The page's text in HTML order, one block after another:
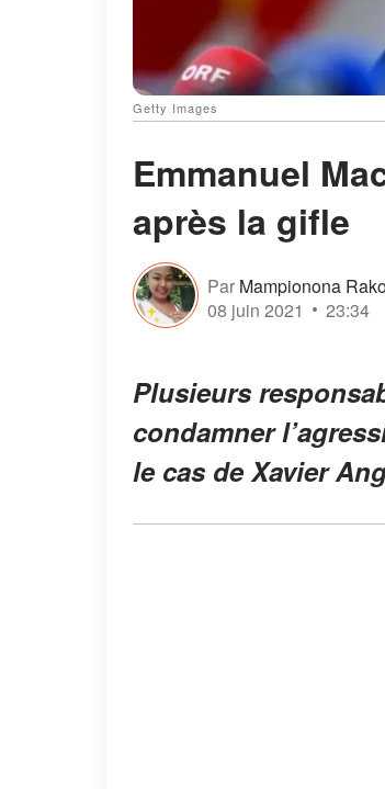
Getty Images
Emmanuel
après la gifle
Par Mampionona
08 juin 2021
23:34
Plusieurs
condamner
le cas de Xavier